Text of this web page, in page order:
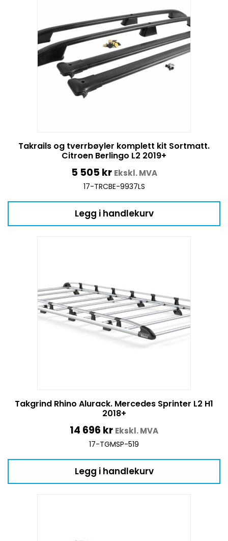
Takrails og tverrbøyler komplett kit Sortmatt.
Citroen Berlingo L2 2019+
5 505 kr Ekskl. MVA
17-TRCBE-9937LS
Legg i handlekurv
Takgrind Rhino Alurack. Mercedes Sprinter L2 H1
2018+
14 696 kr Ekskl. MVA
17-TGMSP-519
Legg i handlekurv